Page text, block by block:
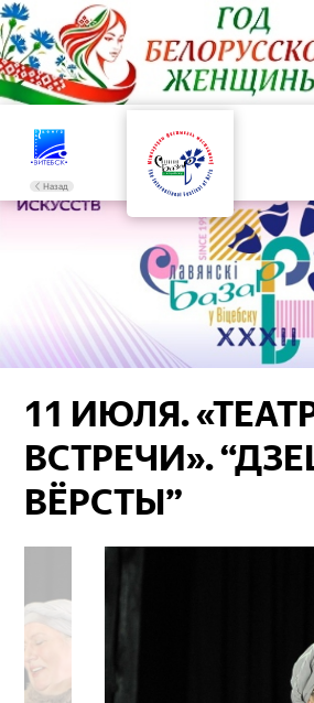
Назад
11 ИЮЛЯ.
ВСТРЕЧИ».
ВЁРСТЫ”